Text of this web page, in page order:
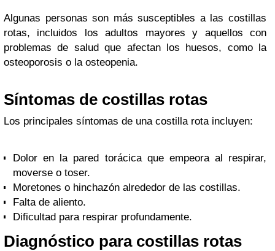
Algunas personas son más susceptibles a las costillas
rotas, incluidos los adultos mayores y aquellos con
problemas de salud que afectan los huesos, como la
osteoporosis o la osteopenia.
Síntomas de costillas rotas
Los principales síntomas de una costilla rota incluyen:
Dolor en la pared torácica que empeora al respirar,
moverse o toser.
Moretones o hinchazón alrededor de las costillas.
Falta de aliento.
Dificultad para respirar profundamente.
Diagnóstico para costillas rotas